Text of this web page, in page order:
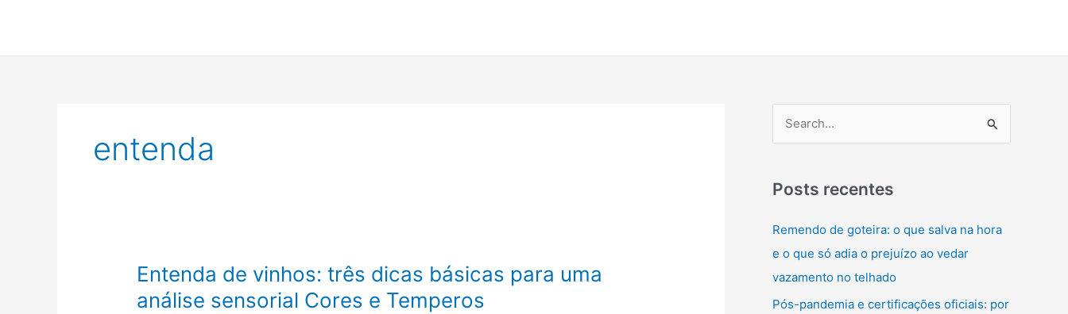
entenda
Entenda de vinhos: três dicas básicas para uma
análise sensorial Cores e Temperos
q
i
s
a
r
Posts recentes
Remendo de goteira: o que salva na hora
e o que só adia o prejuízo ao vedar
vazamento no telhado
Pós-pandemia e certificações oficiais: por